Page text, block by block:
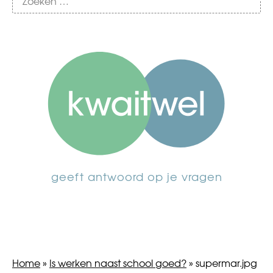
geeft antwoord op je vragen
Home» Is werken naast school goed?» supermar.jpg